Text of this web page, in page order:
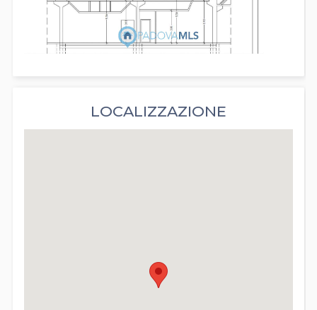
LOCALIZZAZIONE